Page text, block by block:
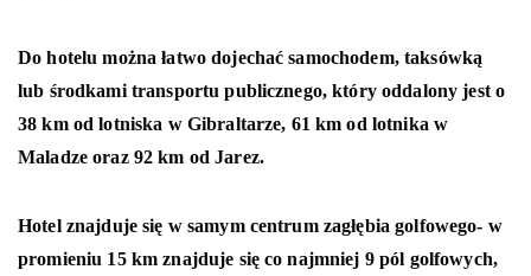
Do hotelu można łatwo dojechać samochodem, taksówką
lub środkami transportu publicznego, który oddalony jest o
38 km od lotniska w Gibraltarze, 61 km od lotnika w
Maladze oraz 92 km od Jarez.
Hotel znajduje się w samym centrum zagłębia golfowego- w
promieniu 15 km znajduje się co najmniej 9 pól golfowych,